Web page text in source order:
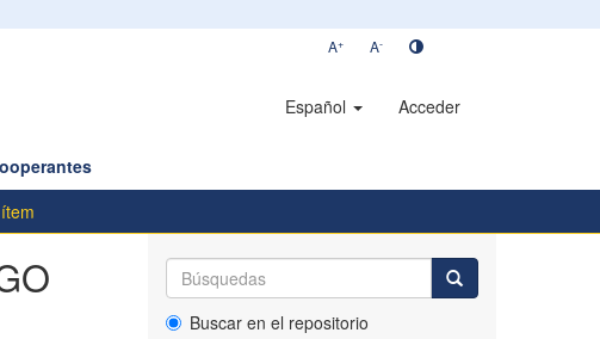
A+ A-
Español Acceder
Buscar en el repositorio